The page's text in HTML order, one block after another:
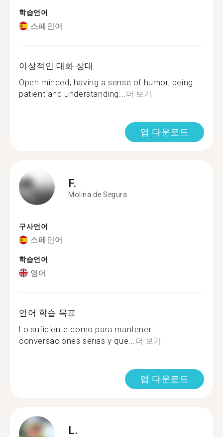
학습언어
스페인어
이상적인 대화 상대
Open minded, having a sense of humor, being
patient and understanding... 더 보기
앱 다운로드
F.
Molina de Segura
구사언어
스페인어
학습언어
영어
언어 학습 목표
Lo suficiente como para mantener
conversaciones serias y que... 더 보기
앱 다운로드
L.